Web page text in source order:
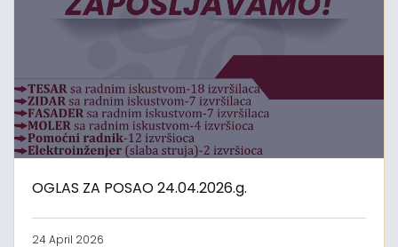
OGLAS ZA POSAO 24.04.2026.g.
24 April 2026